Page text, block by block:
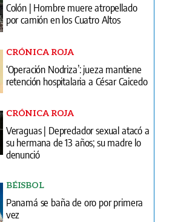
Colón | Hombre muere atropellado
por camión en los Cuatro Altos
CRÓNICA ROJA
‘Operación Nodriza’: jueza mantiene
retención hospitalaria a César Caicedo
CRÓNICA ROJA
Veraguas | Depredador sexual atacó a
su hermana de 13 años; su madre lo
denunció
BÉISBOL
Panamá se baña de oro por primera
vez